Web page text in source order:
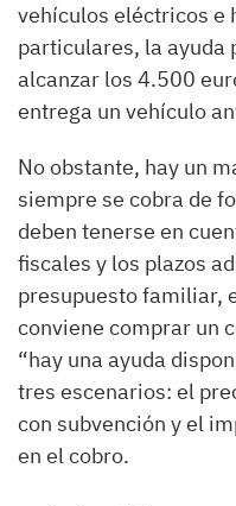
vehículos eléctricos e
particulares, la ayuda
alcanzar los 4.500
entrega un vehículo
No obstante, hay un
siempre se cobra de
deben tenerse en
fiscales y los plazos
presupuesto familiar,
conviene comprar un
“hay una ayuda
tres escenarios: el
con subvención y el
en el cobro.